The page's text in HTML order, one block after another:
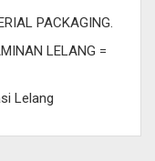
PACKAGING.
LELANG =
Lelang